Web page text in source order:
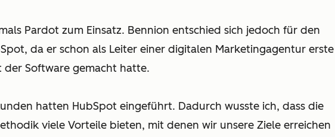
Pardot zum Einsatz. Bennion entschied sich jedoch für den
da er schon als Leiter einer digitalen Marketingagentur erste
der Software gemacht hatte.
hatten HubSpot eingeführt. Dadurch wusste ich, dass die
viele Vorteile bieten, mit denen wir unsere Ziele erreichen